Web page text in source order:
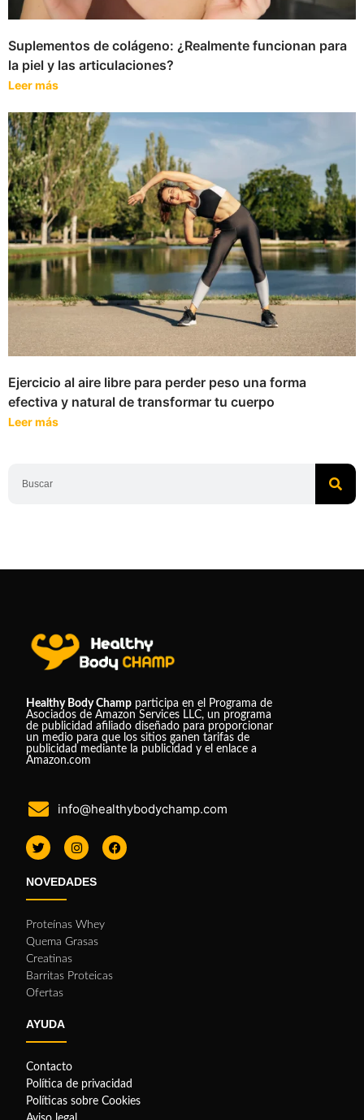
Suplementos de colágeno: ¿Realmente funcionan para
la piel y las articulaciones?
Leer más
Ejercicio al aire libre para perder peso una forma
efectiva y natural de transformar tu cuerpo
Leer más
Healthy Body Champ participa en el Programa de
Asociados de Amazon Services LLC, un programa
de publicidad afiliado diseñado para proporcionar
un medio para que los sitios ganen tarifas de
publicidad mediante la publicidad y el enlace a
Amazon.com
info@healthybodychamp.com
NOVEDADES
Proteínas Whey
Quema Grasas
Creatinas
Barritas Proteicas
Ofertas
AYUDA
Contacto
Política de privacidad
Políticas sobre Cookies